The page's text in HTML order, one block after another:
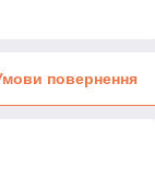
повернення